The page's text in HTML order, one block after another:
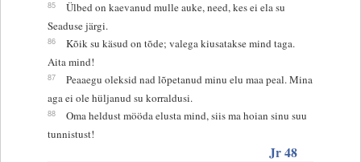
85
Ülbed on kaevanud mulle auke, need, kes ei ela su
Seaduse järgi.
86
Kõik su käsud on tõde; valega kiusatakse mind taga.
Aita mind!
87
Peaaegu oleksid nad lõpetanud minu elu maa peal. Mina
aga ei ole hüljanud su korraldusi.
88
Oma heldust mööda elusta mind, siis ma hoian sinu suu
tunnistust!
Jr 48